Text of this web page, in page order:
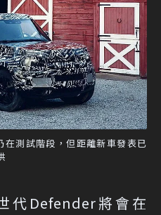
測試階段，但距離新車發表已
代Defender將會在